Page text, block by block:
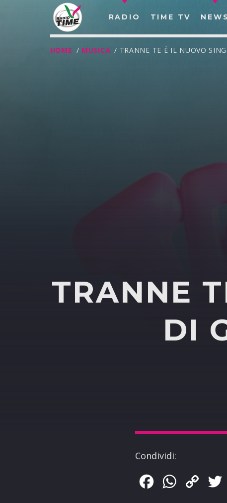
RADIO TIME TV NEWS
HOME / MUSICA / TRANNE TE È IL NUOVO
TRANNE
DI
Condividi:
FacebookWhatsApp
Copy